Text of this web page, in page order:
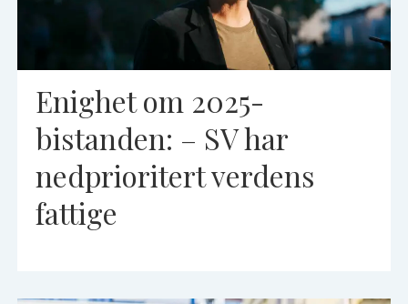
Enighet om 2025-
bistanden: – SV har
nedprioritert verdens
fattige